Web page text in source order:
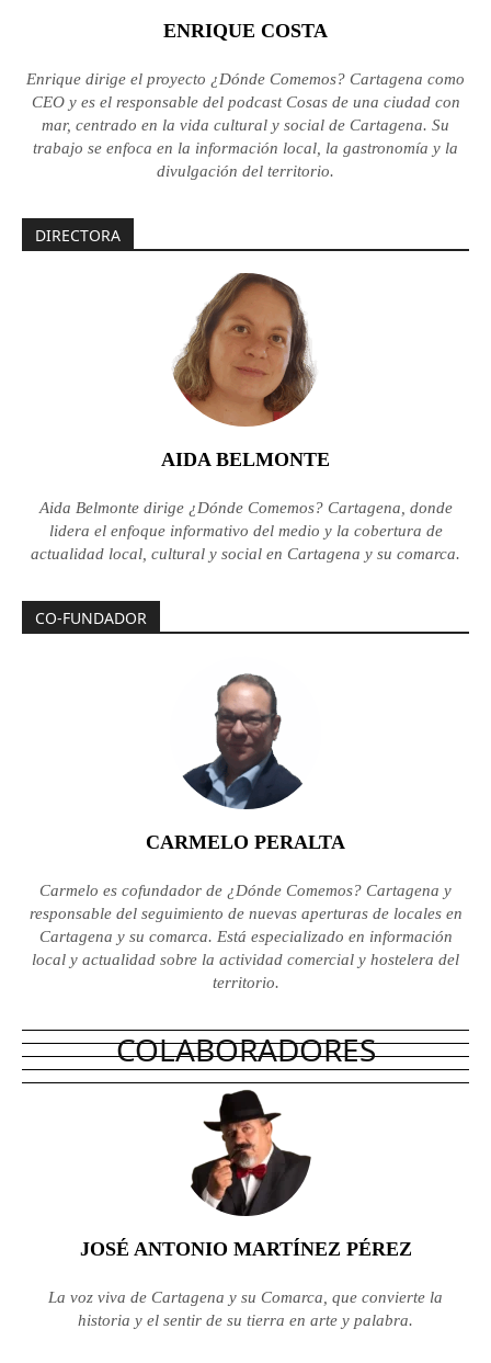
ENRIQUE COSTA
Enrique dirige el proyecto ¿Dónde Comemos? Cartagena como
CEO y es el responsable del podcast Cosas de una ciudad con
mar, centrado en la vida cultural y social de Cartagena. Su
trabajo se enfoca en la información local, la gastronomía y la
divulgación del territorio.
DIRECTORA
AIDA BELMONTE
Aida Belmonte dirige ¿Dónde Comemos? Cartagena, donde
lidera el enfoque informativo del medio y la cobertura de
actualidad local, cultural y social en Cartagena y su comarca.
CO-FUNDADOR
CARMELO PERALTA
Carmelo es cofundador de ¿Dónde Comemos? Cartagena y
responsable del seguimiento de nuevas aperturas de locales en
Cartagena y su comarca. Está especializado en información
local y actualidad sobre la actividad comercial y hostelera del
territorio.
COLABORADORES
JOSÉ ANTONIO MARTÍNEZ PÉREZ
La voz viva de Cartagena y su Comarca, que convierte la
historia y el sentir de su tierra en arte y palabra.